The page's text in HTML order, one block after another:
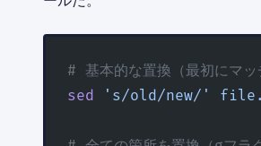
# 基本的な置換（最初にマッ
sed 's/old/new/'